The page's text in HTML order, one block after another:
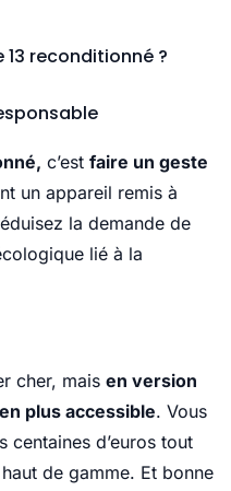
13 reconditionné ?
c’est faire un geste
un appareil remis à
la demande de
lié à la
cher, mais en version
plus accessible. Vous
centaines d’euros tout
de gamme. Et bonne